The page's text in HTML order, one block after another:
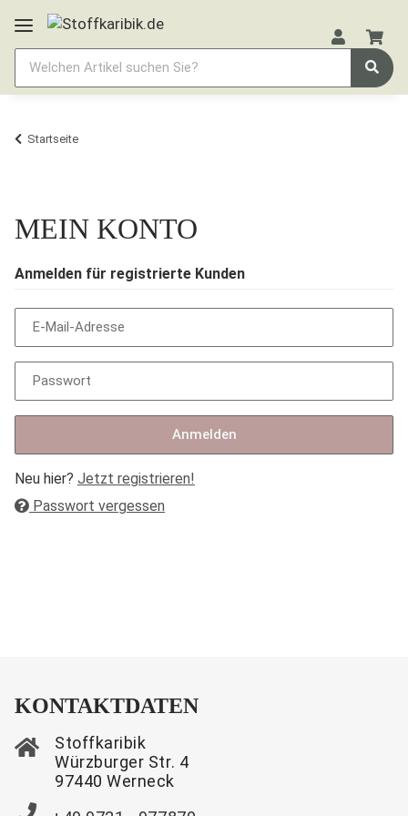
Startseite
MEIN KONTO
Anmelden für registrierte Kunden
E-Mail-Adresse
Passwort
Anmelden
Neu hier? Jetzt registrieren!
Passwort vergessen
KONTAKTDATEN
Stoffkaribik
Würzburger Str. 4
97440 Werneck